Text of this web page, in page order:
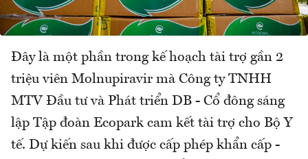
Đây là một phần trong kế hoạch tài trợ gần 2
triệu viên Molnupiravir mà Công ty TNHH
MTV Đầu tư và Phát triển DB - Cổ đông sáng
lập Tập đoàn Ecopark cam kết tài trợ cho Bộ Y
tế. Dự kiến sau khi được cấp phép khẩn cấp -